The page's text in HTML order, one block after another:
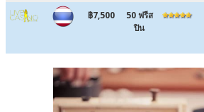
฿7,500
50 ฟรีส
ปิน